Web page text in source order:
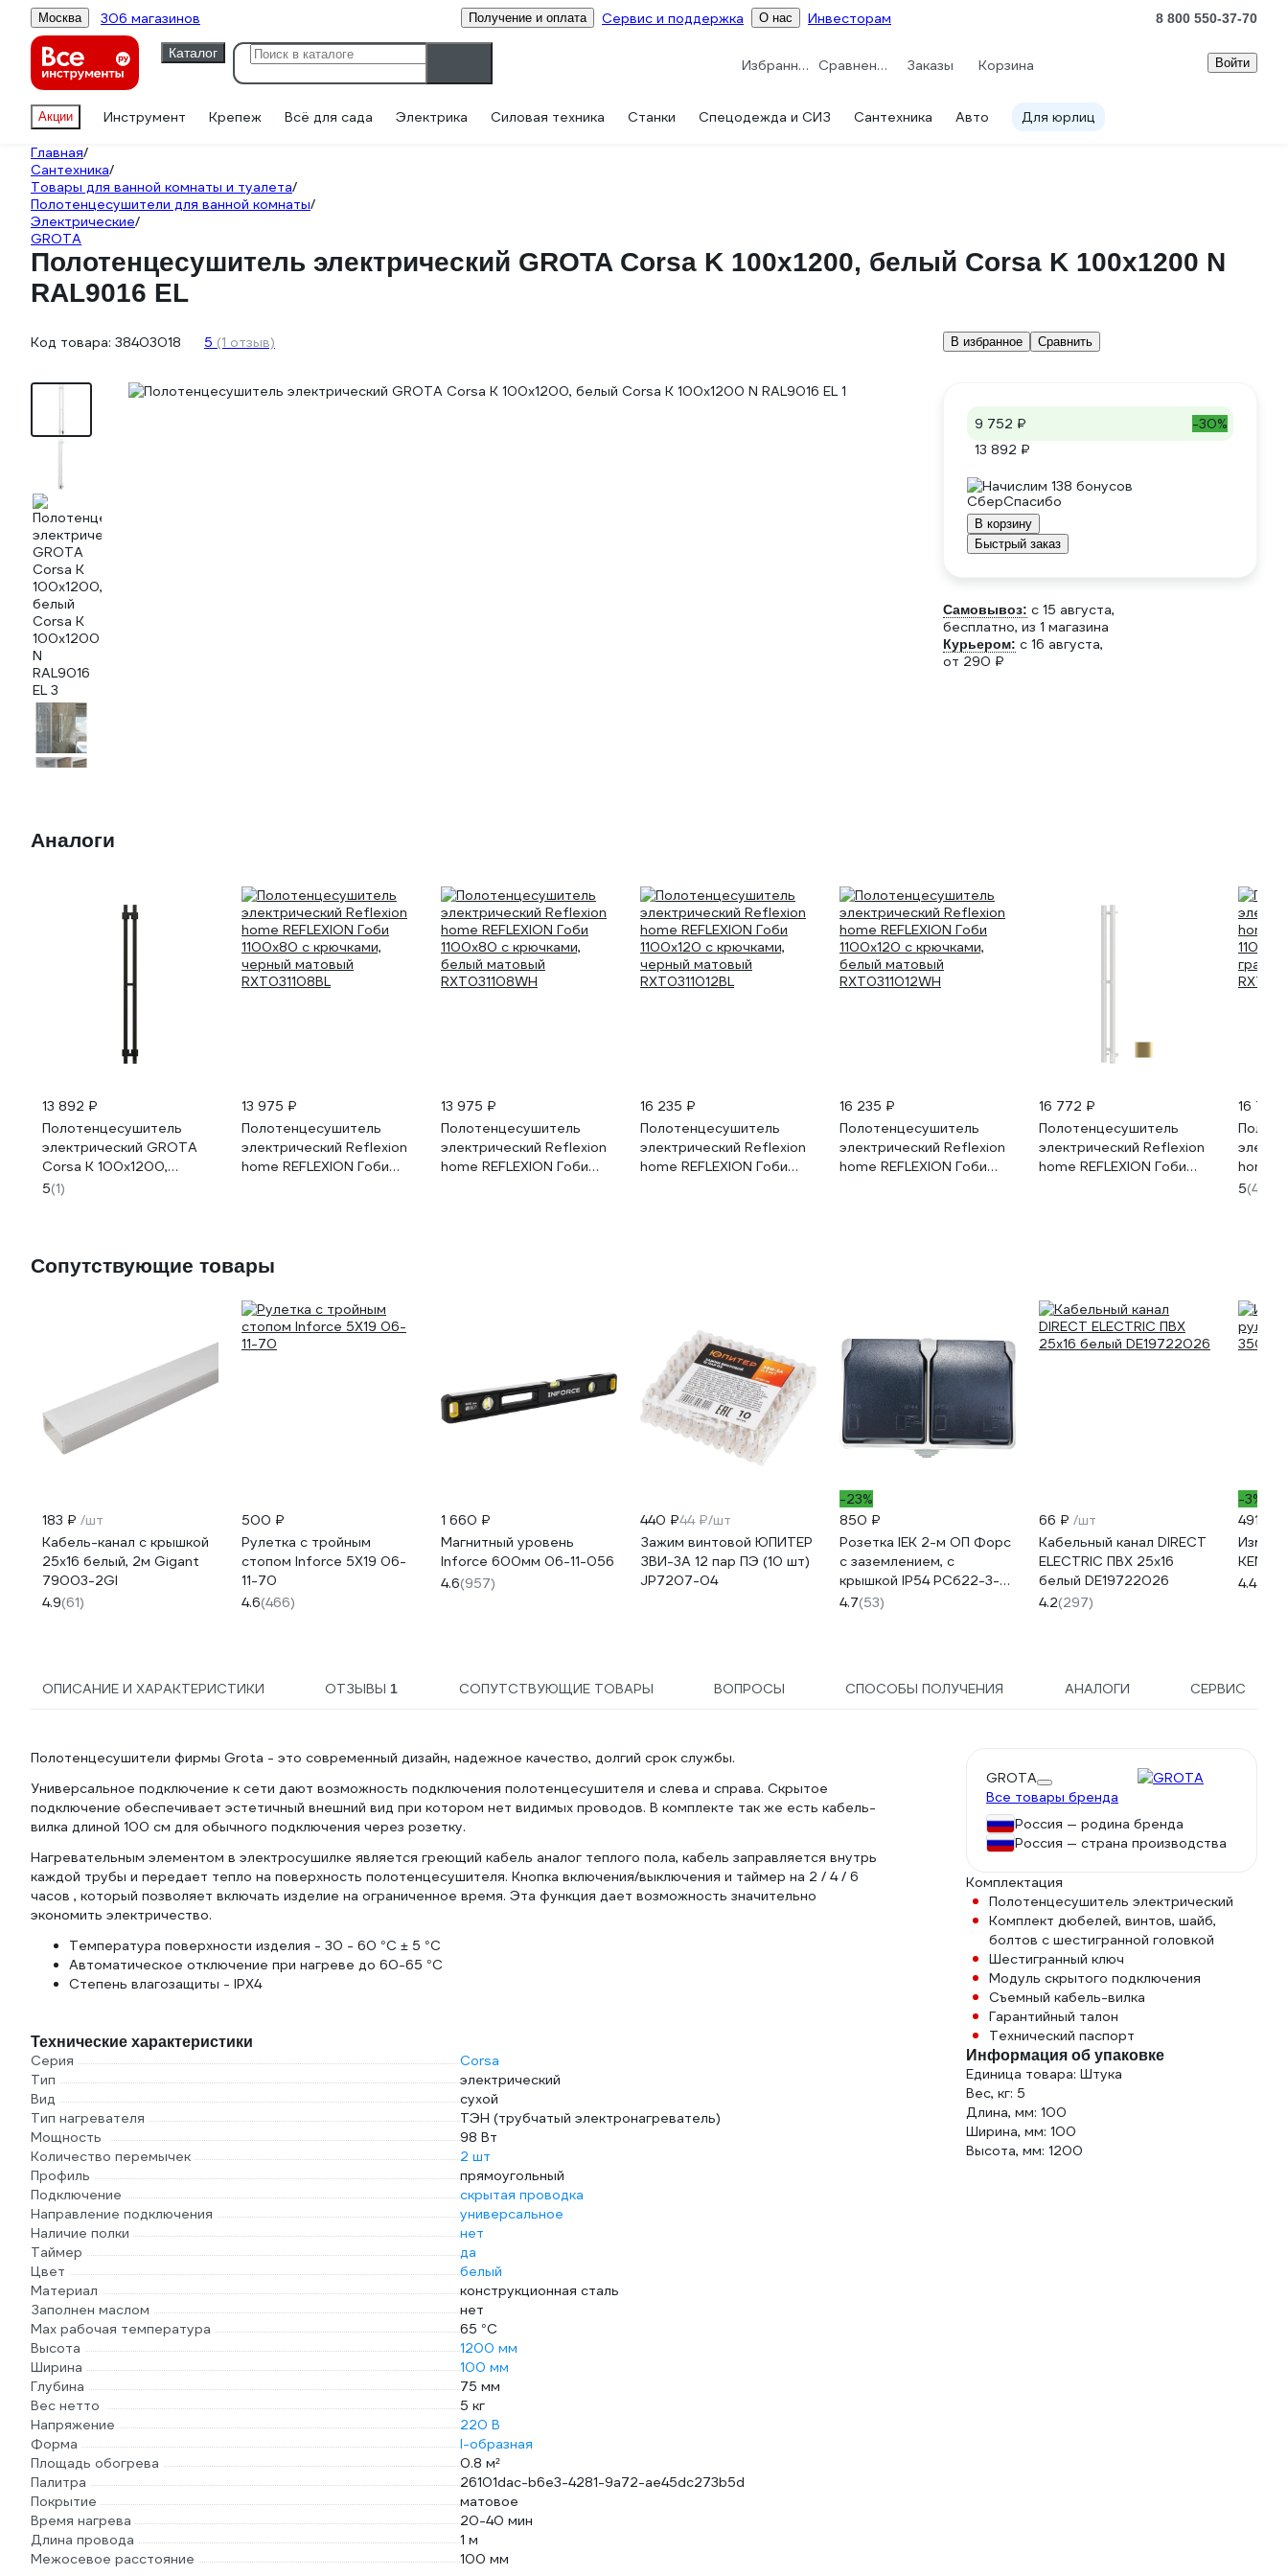
Москва 306 магазинов Получение и оплата Сервис и поддержка О нас Инвесторам 8 800 550-37-70
Каталог
Избранное Сравнение Заказы Корзина Войти
Акции Инструмент Крепеж Всё для сада Электрика Силовая техника Станки Спецодежда и СИЗ Сантехника Авто Для юрлиц
Главная/
Сантехника/
Товары для ванной комнаты и туалета/
Полотенцесушители для ванной комнаты/
Электрические/
GROTA
Полотенцесушитель электрический GROTA Corsa K 100x1200, белый Corsa K 100х1200 N
RAL9016 EL
Код товара: 38403018 5 (1 отзыв) В избранное Сравнить
9 752 ₽
-30%
13 892 ₽
Начислим 138 бонусов
В корзину
Быстрый заказ
Самовывоз: c 15 августа,
бесплатно, из 1 магазина
Курьером: c 16 августа,
от 290 ₽
Аналоги
13 892 ₽
Полотенцесушитель
электрический GROTA
Corsa K 100x1200,
черный Corsa K 100х1200
5(1)
13 975 ₽
Полотенцесушитель
электрический Reflexion
home REFLEXION Гоби
13 975 ₽
Полотенцесушитель
электрический Reflexion
home REFLEXION Гоби
16 235 ₽
Полотенцесушитель
электрический Reflexion
home REFLEXION Гоби
16 235 ₽
Полотенцесушитель
электрический Reflexion
home REFLEXION Гоби
16 772 ₽
Полотенцесушитель
электрический Reflexion
home REFLEXION Гоби
16 772
home
5(4)
Сопутствующие товары
183 ₽ /шт
Кабель-канал с крышкой
25х16 белый, 2м Gigant
79003-2GI
4.9(61)
500 ₽
Рулетка с тройным
стопом Inforce 5Х19 06-
11-70
4.6(466)
1 660 ₽
Магнитный уровень
Inforce 600мм 06-11-056
4.6(957)
440 ₽44 ₽/шт
Зажим винтовой ЮПИТЕР
ЗВИ-3А 12 пар ПЭ (10 шт)
JP7207-04
-23%
850 ₽
Розетка IEK 2-м ОП Форс
с заземлением, с
крышкой IP54 РСб22-3-
ФСр ИЭК ERS22-K03-16-
4.7(53)
66 ₽ /шт
Кабельный канал DIRECT
ELECTRIC ПВХ 25x16
белый DE19722026
4.2(297)
-3%
491 ₽
4.4(35)
ОПИСАНИЕ И ХАРАКТЕРИСТИКИ ОТЗЫВЫ 1 СОПУТСТВУЮЩИЕ ТОВАРЫ ВОПРОСЫ СПОСОБЫ ПОЛУЧЕНИЯ АНАЛОГИ СЕРВИС
Полотенцесушители фирмы Grota - это современный дизайн, надежное качество, долгий срок службы.
Универсальное подключение к сети дают возможность подключения полотенцесушителя и слева и справа. Скрытое
подключение обеспечивает эстетичный внешний вид при котором нет видимых проводов. В комплекте так же есть кабель-
вилка длиной 100 см для обычного подключения через розетку.
Нагревательным элементом в электросушилке является греющий кабель аналог теплого пола, кабель заправляется внутрь
каждой трубы и передает тепло на поверхность полотенцесушителя. Кнопка включения/выключения и таймер на 2 / 4 / 6
часов , который позволяет включать изделие на ограниченное время. Эта функция дает возможность значительно
экономить электричество.
Температура поверхности изделия - 30 - 60 °С ± 5 °С
Автоматическое отключение при нагреве до 60-65 °С
Степень влагозащиты - IPX4
Технические характеристики
Серия
Corsa
Тип
электрический
Вид
сухой
Тип нагревателя
ТЭН (трубчатый электронагреватель)
Мощность
98 Вт
Количество перемычек
2 шт
Профиль
прямоугольный
Подключение
скрытая проводка
Направление подключения
универсальное
Наличие полки
нет
Таймер
да
Цвет
белый
Материал
конструкционная сталь
Заполнен маслом
нет
Max рабочая температура
65 °С
Высота
1200 мм
Ширина
100 мм
Глубина
75 мм
Вес нетто
5 кг
Напряжение
220 В
Форма
I-образная
Площадь обогрева
0.8 м²
Палитра
26101dac-b6e3-4281-9a72-ae45dc273b5d
Покрытие
матовое
Время нагрева
20-40 мин
Длина провода
1 м
Межосевое расстояние
100 мм
GROTA
Все товары бренда
Россия — родина бренда
Россия — страна производства
Комплектация
Полотенцесушитель электрический
Комплект дюбелей, винтов, шайб,
болтов с шестигранной головкой
Шестигранный ключ
Модуль скрытого подключения
Съемный кабель-вилка
Гарантийный талон
Технический паспорт
Информация об упаковке
Единица товара: Штука
Вес, кг: 5
Длина, мм: 100
Ширина, мм: 100
Высота, мм: 1200